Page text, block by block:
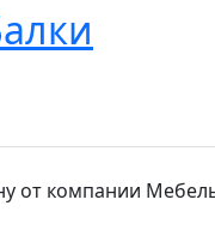
от компании